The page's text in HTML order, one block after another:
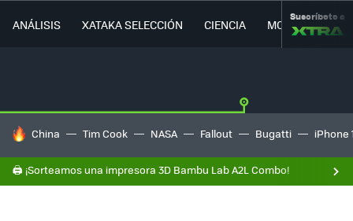
ANÁLISIS XATAKA SELECCIÓN CIENCIA MOVILIDAD
Suscríbete a
HOY SE HABLA DE
China Tim Cook NASA Fallout Bugatti iPhone
🖨️ ¡Sorteamos una impresora 3D Bambu Lab A2L Combo!